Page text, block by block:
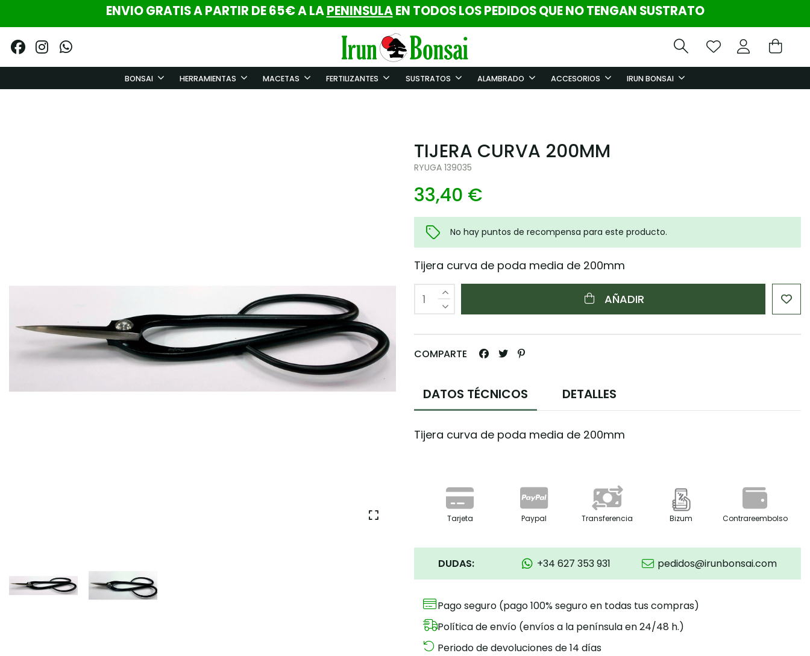
ENVIO GRATIS A PARTIR DE 65€ A LAPENINSULAEN TODOS LOS PEDIDOS QUE NO TENGAN SUSTRATO
BONSAI HERRAMIENTAS MACETAS FERTILIZANTES SUSTRATOS ALAMBRADO ACCESORIOS IRUN BONSAI
TIJERA CURVA 200MM
RYUGA 139035
33,40 €
No hay puntos de recompensa para este producto.
Tijera curva de poda media de 200mm
AÑADIR
COMPARTE
DATOS TÉCNICOS DETALLES
Tijera curva de poda media de 200mm
Tarjeta Paypal Transferencia Bizum Contrareembolso
DUDAS: +34 627 353 931 pedidos@irunbonsai.com
Pago seguro (pago 100% seguro en todas tus compras)
Política de envío (envíos a la península en 24/48 h.)
Periodo de devoluciones de 14 días